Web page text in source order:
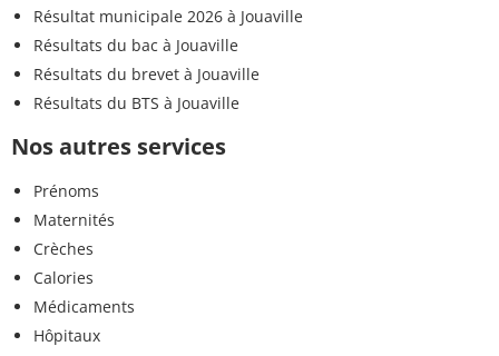
Résultat municipale 2026 à Jouaville
Résultats du bac à Jouaville
Résultats du brevet à Jouaville
Résultats du BTS à Jouaville
Nos autres services
Prénoms
Maternités
Crèches
Calories
Médicaments
Hôpitaux